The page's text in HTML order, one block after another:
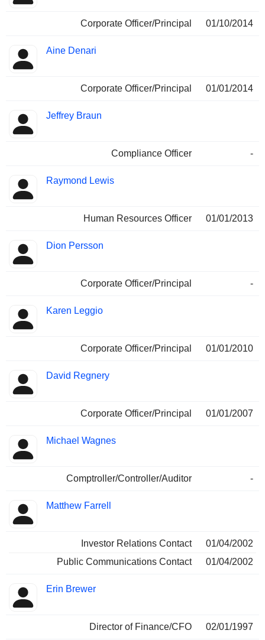
Corporate Officer/Principal 01/10/2014
Aine Denari
Corporate Officer/Principal 01/01/2014
Jeffrey Braun
Compliance Officer -
Raymond Lewis
Human Resources Officer 01/01/2013
Dion Persson
Corporate Officer/Principal -
Karen Leggio
Corporate Officer/Principal 01/01/2010
David Regnery
Corporate Officer/Principal 01/01/2007
Michael Wagnes
Comptroller/Controller/Auditor -
Matthew Farrell
Investor Relations Contact
01/04/2002
Public Communications Contact
01/04/2002
Erin Brewer
Director of Finance/CFO 02/01/1997